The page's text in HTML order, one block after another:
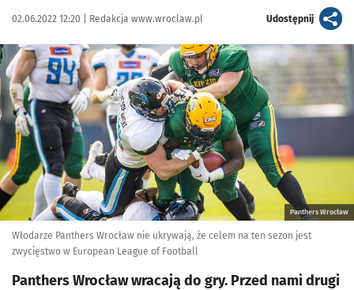
Data publikacji:
02.06.2022 12:20 | Autor:
Redakcja www.wroclaw.pl Udostępnijartykuł
Kliknij, aby powiększyć
Panthers Wrocław
Włodarze Panthers Wrocław nie ukrywają, że celem na ten sezon jest
zwycięstwo w European League of Football
Panthers Wrocław wracają do gry. Przed nami drugi